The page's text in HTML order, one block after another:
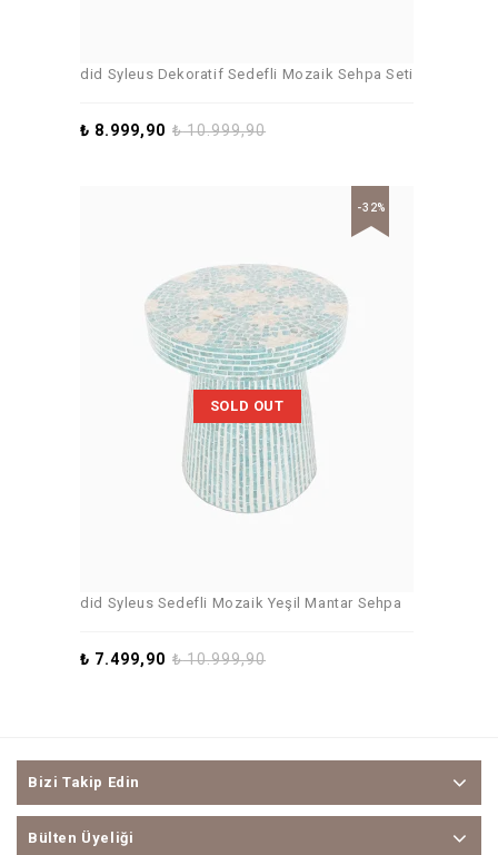
did Syleus Dekoratif Sedefli Mozaik Sehpa Seti
₺10.999,90
₺ 8.999,90
SOLD OUT
-32%
did Syleus Sedefli Mozaik Yeşil Mantar Sehpa
₺10.999,90
₺ 7.499,90
Bizi Takip Edin
Bülten Üyeliği